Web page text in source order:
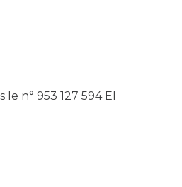
n° 953 127 594 EI